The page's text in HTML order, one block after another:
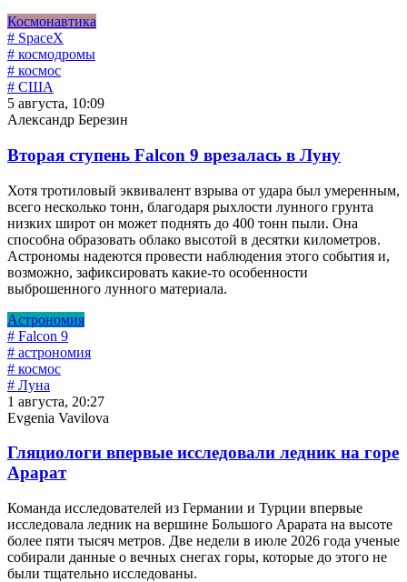
Космонавтика
# SpaceX
# космодромы
# космос
# США
5 августа, 10:09
Александр Березин
Вторая ступень Falcon 9 врезалась в Луну
Хотя тротиловый эквивалент взрыва от удара был умеренным,
всего несколько тонн, благодаря рыхлости лунного грунта
низких широт он может поднять до 400 тонн пыли. Она
способна образовать облако высотой в десятки километров.
Астрономы надеются провести наблюдения этого события и,
возможно, зафиксировать какие-то особенности
выброшенного лунного материала.
Астрономия
# Falcon 9
# астрономия
# космос
# Луна
1 августа, 20:27
Evgenia Vavilova
Гляциологи впервые исследовали ледник на горе
Арарат
Команда исследователей из Германии и Турции впервые
исследовала ледник на вершине Большого Арарата на высоте
более пяти тысяч метров. Две недели в июле 2026 года ученые
собирали данные о вечных снегах горы, которые до этого не
были тщательно исследованы.